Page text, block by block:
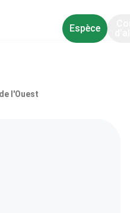
Espèce
l'Ouest